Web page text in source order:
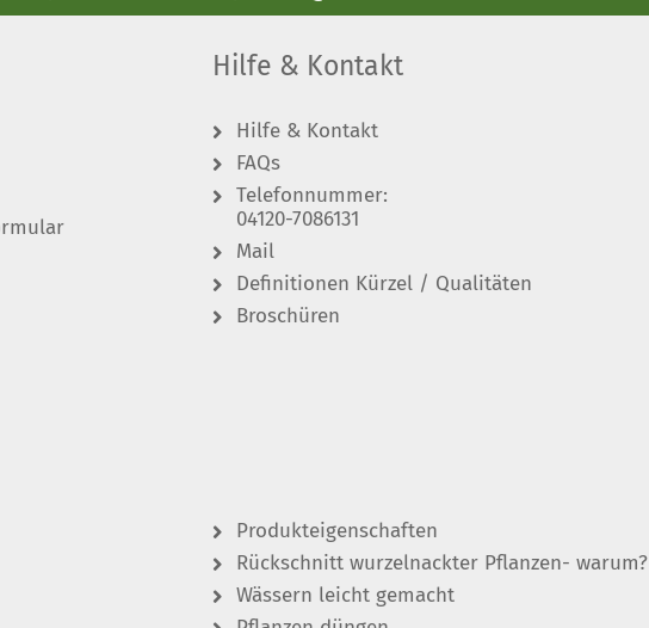
Hilfe & Kontakt
Hilfe & Kontakt
FAQs
Telefonnummer:
04120-7086131
Mail
Definitionen Kürzel / Qualitäten
Broschüren
Produkteigenschaften
Rückschnitt wurzelnackter Pflanzen- warum?
Wässern leicht gemacht